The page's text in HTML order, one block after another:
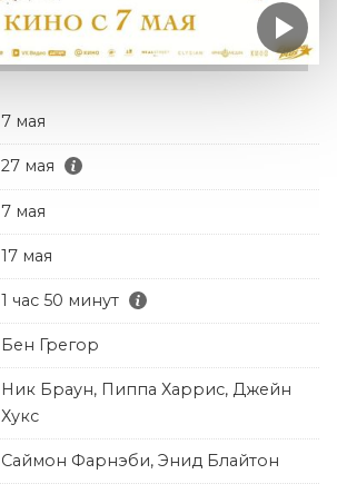
7 мая
27 мая
7 мая
17 мая
1 час 50 минут
Бен Грегор
Ник Браун, Пиппа Харрис, Джейн
Хукс
Саймон Фарнэби, Энид Блайтон